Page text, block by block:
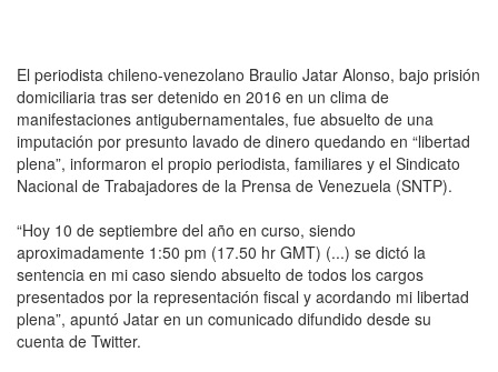
El periodista chileno-venezolano Braulio Jatar Alonso, bajo prisión
domiciliaria tras ser detenido en 2016 en un clima de
manifestaciones antigubernamentales, fue absuelto de una
imputación por presunto lavado de dinero quedando en “libertad
plena”, informaron el propio periodista, familiares y el Sindicato
Nacional de Trabajadores de la Prensa de Venezuela (SNTP).
“Hoy 10 de septiembre del año en curso, siendo
aproximadamente 1:50 pm (17.50 hr GMT) (...) se dictó la
sentencia en mi caso siendo absuelto de todos los cargos
presentados por la representación fiscal y acordando mi libertad
plena”, apuntó Jatar en un comunicado difundido desde su
cuenta de Twitter.